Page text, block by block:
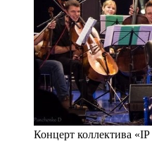
Концерт коллектива «IP